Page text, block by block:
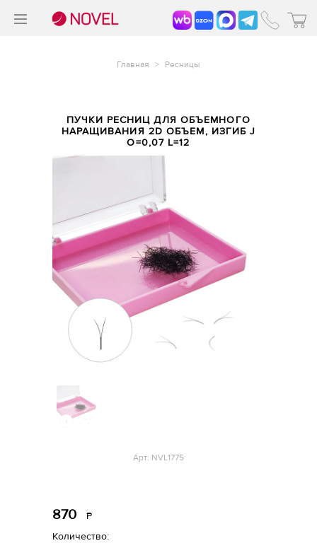
Главная > Ресницы
ПУЧКИ РЕСНИЦ ДЛЯ ОБЪЕМНОГО
НАРАЩИВАНИЯ 2D ОБЪЕМ, ИЗГИБ J
O=0,07 L=12
Арт: NVL1775
870 Р
Количество: